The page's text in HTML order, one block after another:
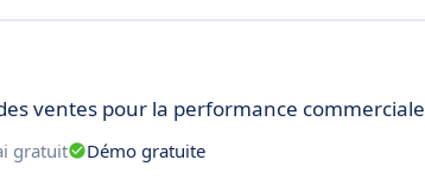
ventes pour la performance commerciale
gratuit Démo gratuite